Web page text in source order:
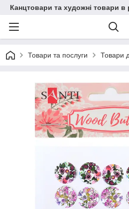
Канцтовари та художні товари в
Товари та послуги Товари